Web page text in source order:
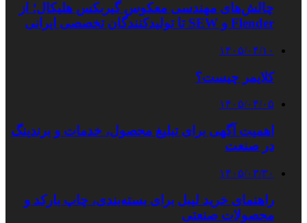
چالش‌های مهندسی معکوس گیربکس هلیکال؛ از
Flender و SEW تا تولیدکنندگان تخصصی ایرانی
۱۴۰۵/۰۴/۱۰
کلایمر چیست؟
۱۴۰۵/۰۴/۰۵
اهمیت آگهی برای تبلیغ محصول، خدمات و برندینگ
در صنعت
۱۴۰۵/۰۳/۳۰
راهنمای خرید لیبل برای بسته‌بندی، چاپ بارکد و
محصولات صنعتی